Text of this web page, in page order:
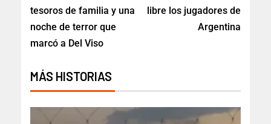
tesoros de familia y una
noche de terror que
marcó a Del Viso
libre los jugadores de
Argentina
MÁS HISTORIAS